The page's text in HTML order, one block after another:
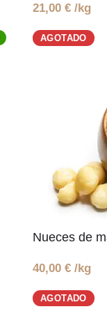
21,00 € /kg
AGOTADO
Nueces de
40,00 € /kg
AGOTADO